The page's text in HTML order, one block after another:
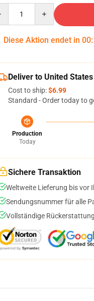
Diese Aktion endet in 00:
Deliver to United States
Cost to ship:$6.99
Standard - Order today to
Production
Today
Sichere Transaktion
Weltweite Lieferung bis vor
Sendungsnummer für alle
Vollständige